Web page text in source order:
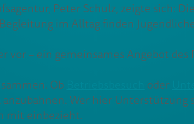
Peter Schulz, zeigte sich:
im Alltag finden
– ein gemeinsames Angebot
Ob
oder
Wer hier
mit einbezieht.